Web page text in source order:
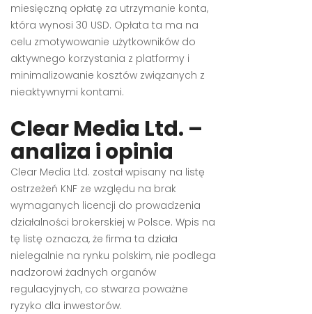
miesięczną opłatę za utrzymanie konta,
która wynosi 30 USD. Opłata ta ma na
celu zmotywowanie użytkowników do
aktywnego korzystania z platformy i
minimalizowanie kosztów związanych z
nieaktywnymi kontami.
Clear Media Ltd. –
analiza i opinia
Clear Media Ltd. został wpisany na listę
ostrzeżeń KNF ze względu na brak
wymaganych licencji do prowadzenia
działalności brokerskiej w Polsce. Wpis na
tę listę oznacza, że firma ta działa
nielegalnie na rynku polskim, nie podlega
nadzorowi żadnych organów
regulacyjnych, co stwarza poważne
ryzyko dla inwestorów.